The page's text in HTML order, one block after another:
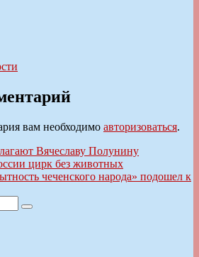
вам необходимо авторизоваться.
Вячеславу Полунину
цирк без животных
чеченского народа» подошел к
Поиск